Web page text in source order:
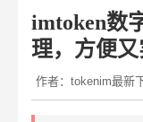
imtoken数
理，方便又
作者：tokenim最新